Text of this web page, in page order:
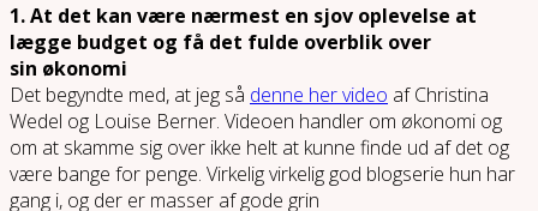
1. At det kan være nærmest en sjov oplevelse at
lægge budget og få det fulde overblik over
sin økonomi
Det begyndte med, at jeg så denne her video af Christina
Wedel og Louise Berner. Videoen handler om økonomi og
om at skamme sig over ikke helt at kunne finde ud af det og
være bange for penge. Virkelig virkelig god blogserie hun har
gang i, og der er masser af gode grin